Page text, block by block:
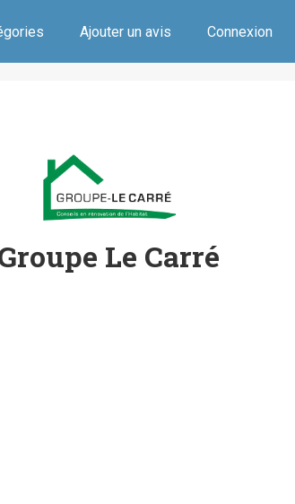
Ajouter un avis Connexion
Le Carré